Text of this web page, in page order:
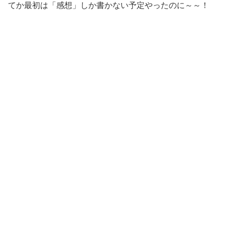
てか最初は「感想」しか書かない予定やったのに～～！